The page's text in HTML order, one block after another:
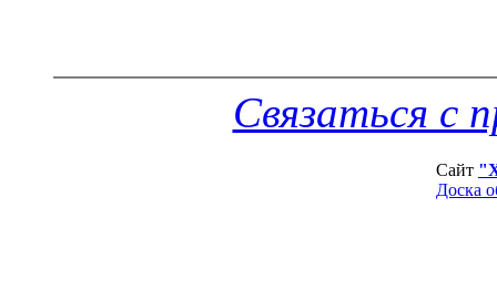
Связаться с
Сайт
Доска